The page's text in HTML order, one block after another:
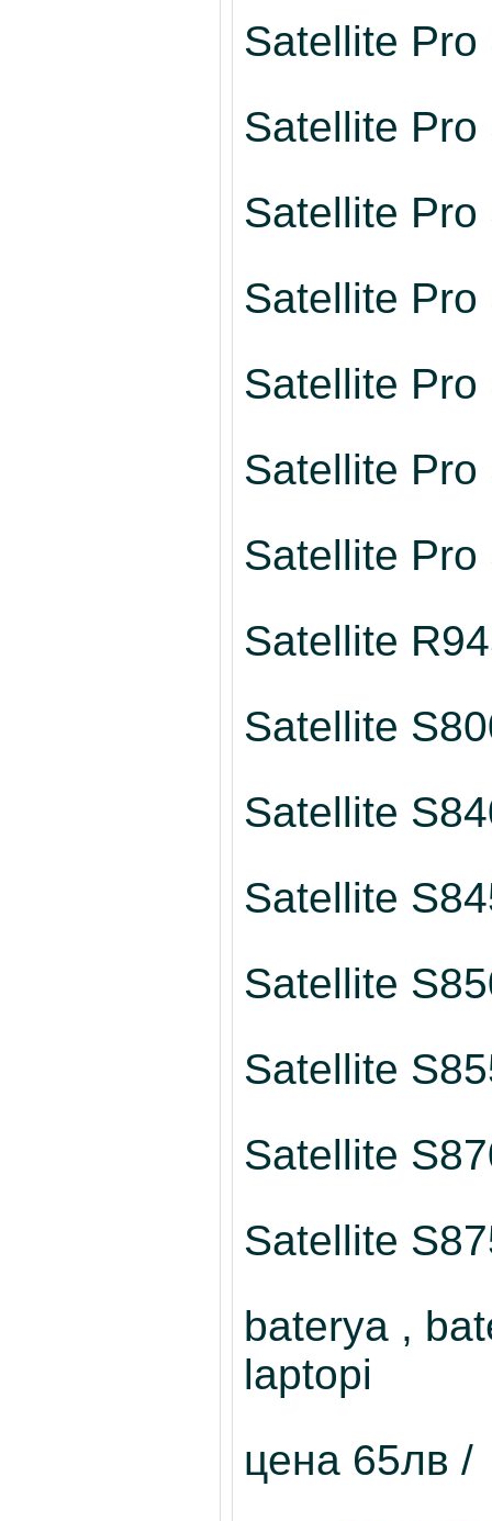
Satellite
Satellite
Satellite
Satellite
Satellite
Satellite
Satellite
Satellite
Satellite
Satellite
Satellite
Satellite
Satellite
Satellite
Satellite
baterya ,
laptopi
цена 65лв